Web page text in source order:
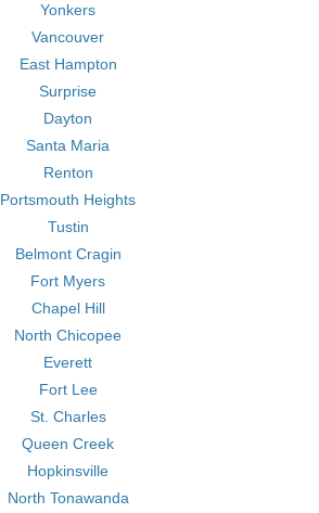
Yonkers
Vancouver
East Hampton
Surprise
Dayton
Santa Maria
Renton
Portsmouth Heights
Tustin
Belmont Cragin
Fort Myers
Chapel Hill
North Chicopee
Everett
Fort Lee
St. Charles
Queen Creek
Hopkinsville
North Tonawanda